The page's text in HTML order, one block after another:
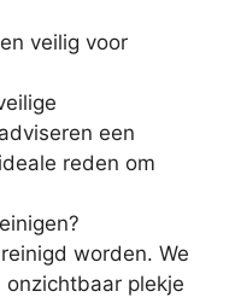
veilig voor
een
reden om
worden. We
plekje